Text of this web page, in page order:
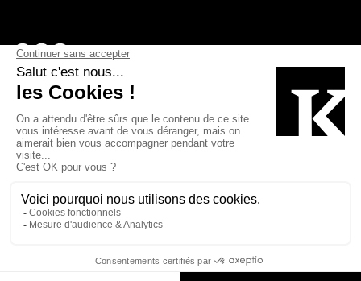
Page Facebook de Kollectif
Page Instagram de Kollectif
Page Linkedin de Kollectif
Bâtiment-Durable-Québec-1
Esquisses-1
MP-1 v2com-1
Cookies